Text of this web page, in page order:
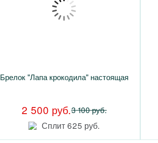
Брелок "Лапа крокодила" настоящая
2 500 руб.3 100 руб.
Сплит 625 руб.